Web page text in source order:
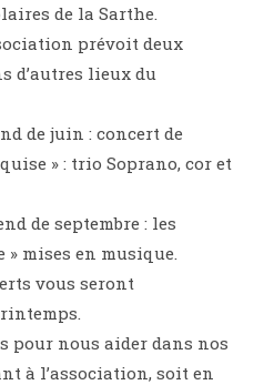
de la Sarthe.
prévoit deux
d’autres lieux du
de juin : concert de
» : trio Soprano, cor et
de septembre : les
» mises en musique.
vous seront
pour nous aider dans nos
à l’association, soit en